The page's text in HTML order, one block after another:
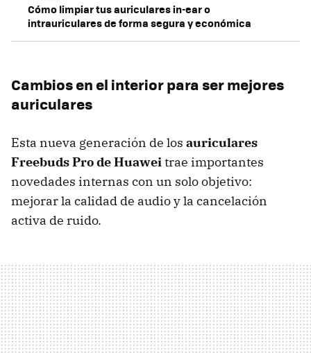
Cómo limpiar tus auriculares in-ear o
intrauriculares de forma segura y económica
Cambios en el interior para ser mejores
auriculares
Esta nueva generación de los auriculares
Freebuds Pro de Huaweitrae importantes
novedades internas con un solo objetivo:
mejorar la calidad de audio y la cancelación
activa de ruido.